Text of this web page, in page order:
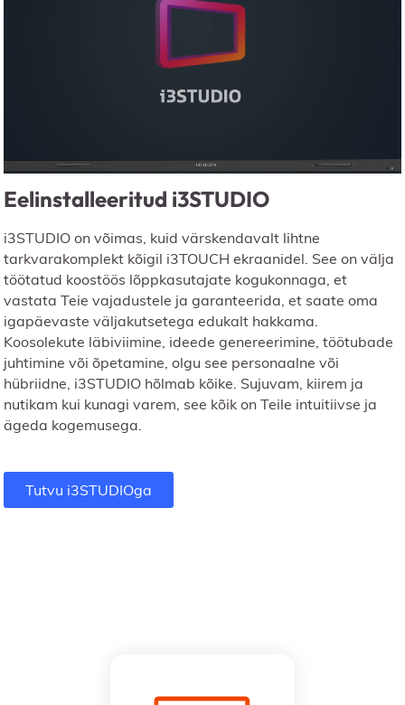
Eelinstalleeritud i3STUDIO
i3STUDIO on võimas, kuid värskendavalt lihtne
tarkvarakomplekt kõigil i3TOUCH ekraanidel. See on välja
töötatud koostöös lõppkasutajate kogukonnaga, et
vastata Teie vajadustele ja garanteerida, et saate oma
igapäevaste väljakutsetega edukalt hakkama.
Koosolekute läbiviimine, ideede genereerimine, töötubade
juhtimine või õpetamine, olgu see personaalne või
hübriidne, i3STUDIO hõlmab kõike. Sujuvam, kiirem ja
nutikam kui kunagi varem, see kõik on Teile intuitiivse ja
ägeda kogemusega.
Tutvu i3STUDIOga